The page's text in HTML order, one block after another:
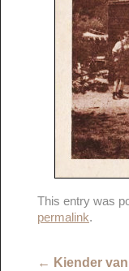
This entry was
permalink.
← Kiender